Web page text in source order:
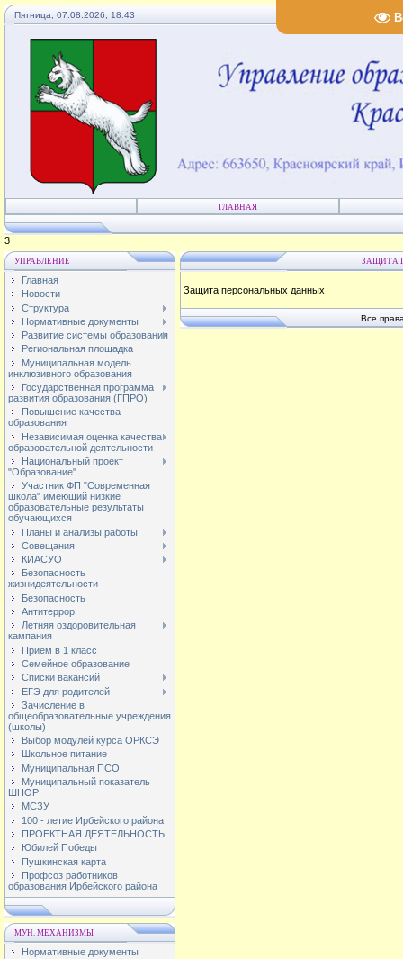
Пятница, 07.08.2026, 18:43
ГЛАВНАЯ
4
УПРАВЛЕНИЕ
Главная
Новости
Структура
Нормативные документы
Развитие системы образования
Региональная площадка
Муниципальная модель
инклюзивного образования
Государственная программа
развития образования (ГПРО)
Повышение качества
образования
Независимая оценка качества
образовательной деятельности
Национальный проект
"Образование"
Участник ФП "Современная
школа" имеющий низкие
образовательные результаты
обучающихся
Планы и анализы работы
Совещания
КИАСУО
Безопасность
жизнидеятельности
Безопасность
Антитеррор
Летняя оздоровительная
кампания
Прием в 1 класс
Семейное образование
Списки вакансий
ЕГЭ для родителей
Зачисление в
общеобразовательные учреждения
(школы)
Выбор модулей курса ОРКСЭ
Школьное питание
Муниципальная ПСО
Муниципальный показатель
ШНОР
МСЗУ
100 - летие Ирбейского района
ПРОЕКТНАЯ ДЕЯТЕЛЬНОСТЬ
Юбилей Победы
Пушкинская карта
Профсоз работников
образования Ирбейского района
МУН. МЕХАНИЗМЫ
Нормативные документы
ЗАЩИТА
Защита персональных данных
Все